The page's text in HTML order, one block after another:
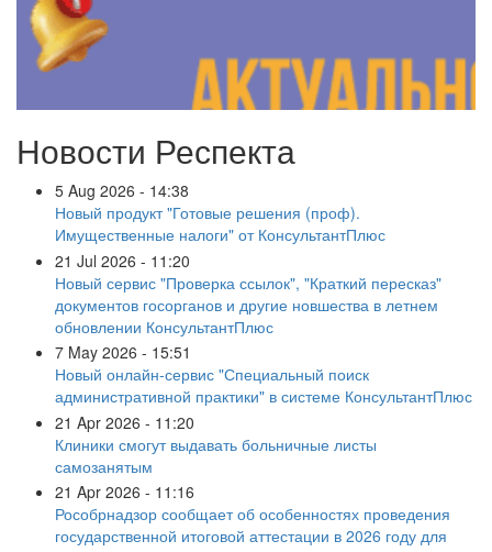
Новости Респекта
5 Aug 2026 - 14:38
Новый продукт "Готовые решения (проф).
Имущественные налоги" от КонсультантПлюс
21 Jul 2026 - 11:20
Новый сервис "Проверка ссылок", "Краткий пересказ"
документов госорганов и другие новшества в летнем
обновлении КонсультантПлюс
7 May 2026 - 15:51
Новый онлайн-сервис "Специальный поиск
административной практики" в системе КонсультантПлюс
21 Apr 2026 - 11:20
Клиники смогут выдавать больничные листы
самозанятым
21 Apr 2026 - 11:16
Рособрнадзор сообщает об особенностях проведения
государственной итоговой аттестации в 2026 году для